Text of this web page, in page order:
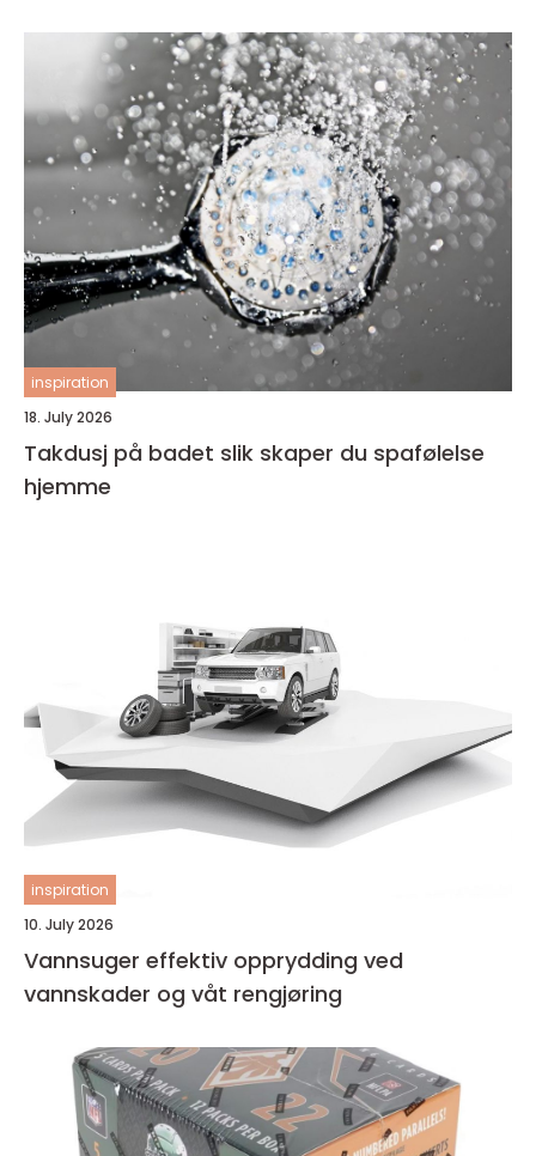
inspiration
18. July 2026
Takdusj på badet slik skaper du spafølelse
hjemme
inspiration
10. July 2026
Vannsuger effektiv opprydding ved
vannskader og våt rengjøring